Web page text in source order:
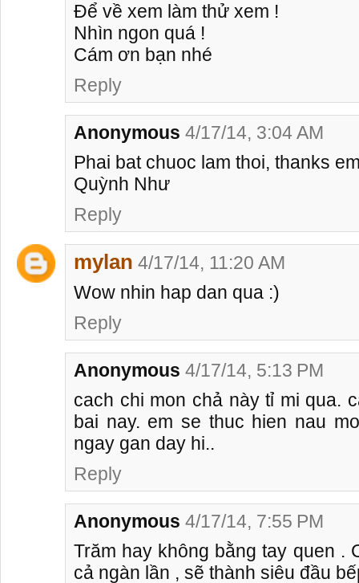
Để về xem làm thử xem !
Nhìn ngon quá !
Cám ơn bạn nhé
Reply
Anonymous 4/17/14, 3:04 AM
Phai bat chuoc lam thoi, thanks
Quỳnh Như
Reply
mylan 4/17/14, 11:20 AM
Wow nhin hap dan qua :)
Reply
Anonymous 4/17/14, 5:13 PM
cach chi mon chả này tỉ mi qua.
bai nay. em se thuc hien nau
ngay gan day hi..
Reply
Anonymous 4/17/14, 7:55 PM
Trăm hay không bằng tay quen .
cả ngàn lần , sẽ thành siêu đầu